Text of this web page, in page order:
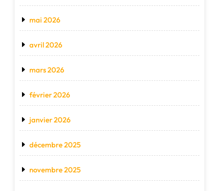
mai 2026
avril 2026
mars 2026
février 2026
janvier 2026
décembre 2025
novembre 2025